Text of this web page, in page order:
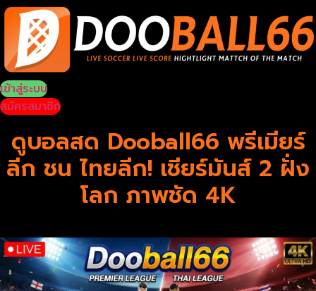
Skip
content
เข้าสู่ระบบ
สมัครสมาชิก
ดูบอลสด Dooball66 พรีเมียร์
ลีก ชน ไทยลีก! เชียร์มันส์ 2 ฝั่ง
โลก ภาพชัด 4K